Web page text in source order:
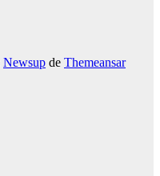
Newsup de Themeansar